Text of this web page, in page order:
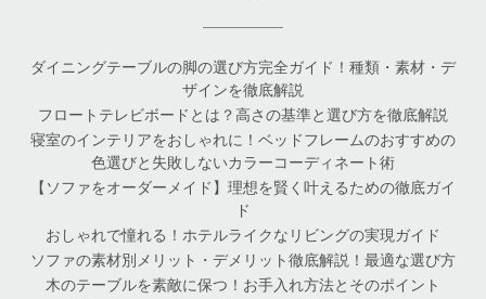
ダイニングテーブルの脚の選び方完全ガイド！種類・素材・デ
ザインを徹底解説
フロートテレビボードとは？高さの基準と選び方を徹底解説
寝室のインテリアをおしゃれに！ベッドフレームのおすすめの
色選びと失敗しないカラーコーディネート術
【ソファをオーダーメイド】理想を賢く叶えるための徹底ガイ
ド
おしゃれで憧れる！ホテルライクなリビングの実現ガイド
ソファの素材別メリット・デメリット徹底解説！最適な選び方
木のテーブルを素敵に保つ！お手入れ方法とそのポイント